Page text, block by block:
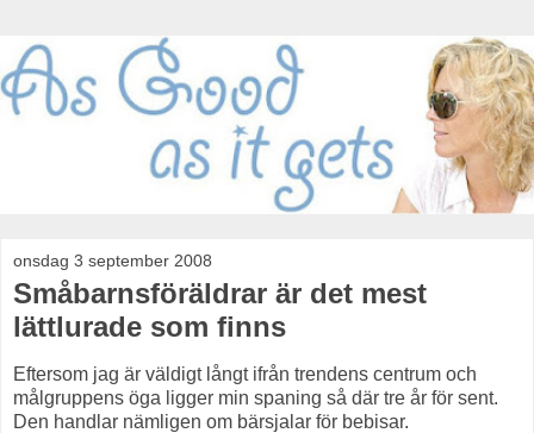
onsdag 3 september 2008
Småbarnsföräldrar är det mest
lättlurade som finns
Eftersom jag är väldigt långt ifrån trendens centrum och
målgruppens öga ligger min spaning så där tre år för sent.
Den handlar nämligen om bärsjalar för bebisar.